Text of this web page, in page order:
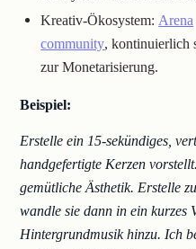
Kreativ-Ökosystem:Arena
community, kontinuierlich
zur Monetarisierung.
Beispiel:
Erstelle ein 15-sekündiges,
handgefertigte Kerzen
gemütliche Ästhetik. Erstelle
wandle sie dann in ein kurzes
Hintergrundmusik hinzu. Ich